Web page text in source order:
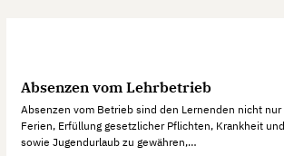
Absenzen vom Lehrbetrieb
Absenzen vom Betrieb sind den Lernenden nicht nur
Ferien, Erfüllung gesetzlicher Pflichten, Krankheit
sowie Jugendurlaub zu gewähren,…